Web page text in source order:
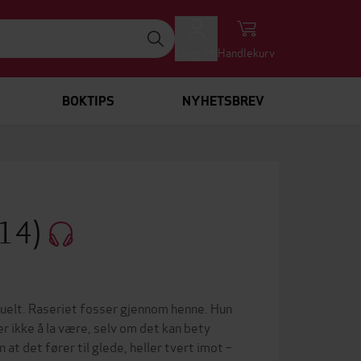
Handlekurv
BOKTIPS NYHETSBREV
Raseriet fosser gjennom henne. Hun
ikke å la være, selv om det kan bety
at det fører til glede, heller tvert imot –